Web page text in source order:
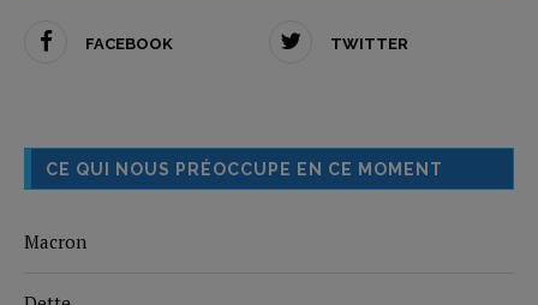
FACEBOOK TWITTER
CE QUI NOUS PRÉOCCUPE EN CE MOMENT
Macron